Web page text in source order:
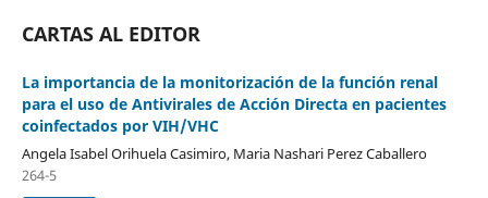
CARTAS AL EDITOR
La importancia de la monitorización de la función renal
para el uso de Antivirales de Acción Directa en pacientes
coinfectados por VIH/VHC
Angela Isabel Orihuela Casimiro, Maria Nashari Perez Caballero
264-5